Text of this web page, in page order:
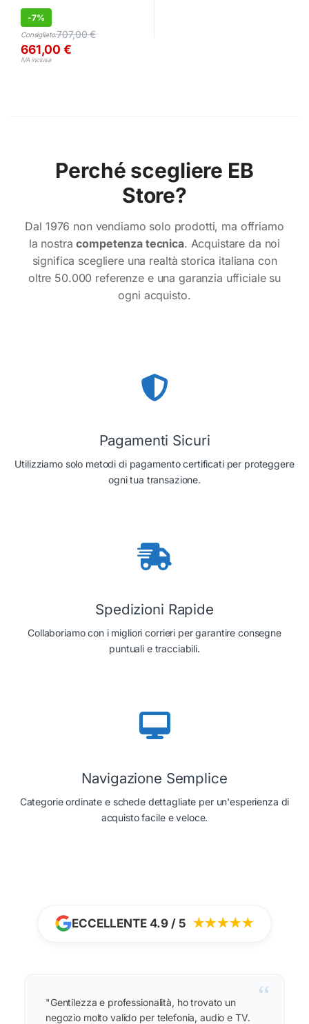
-7%
Consigliato:707,00€
661,00€
IVA inclusa
Perché scegliere EB
Store?
Dal 1976 non vendiamo solo prodotti, ma offriamo
la nostracompetenza tecnica. Acquistare da noi
significa scegliere una realtà storica italiana con
oltre 50.000 referenze e una garanzia ufficiale su
ogni acquisto.
Pagamenti Sicuri
Utilizziamo solo metodi di pagamento certificati per proteggere
ogni tua transazione.
Spedizioni Rapide
Collaboriamo con i migliori corrieri per garantire consegne
puntuali e tracciabili.
Navigazione Semplice
Categorie ordinate e schede dettagliate per un'esperienza di
acquisto facile e veloce.
ECCELLENTE 4.9 / 5 ★★★★★
“
"Gentilezza e professionalità, ho trovato un
negozio molto valido per telefonia, audio e TV.